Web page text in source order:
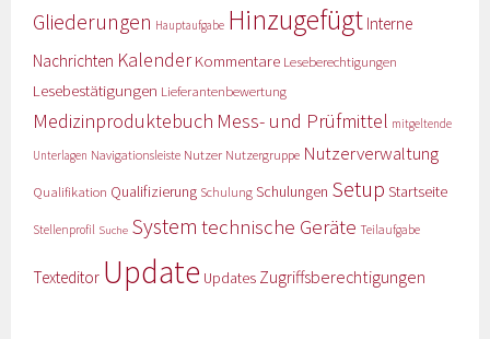
Gliederungen Hauptaufgabe Hinzugefügt Interne
Nachrichten KalenderKommentare Leseberechtigungen
Lesebestätigungen Lieferantenbewertung
Medizinproduktebuch Mess- und Prüfmittel mitgeltende
Unterlagen Navigationsleiste Nutzer Nutzergruppe Nutzerverwaltung
Qualifikation Qualifizierung Schulung Schulungen Setup Startseite
Stellenprofil Suche System technische Geräte Teilaufgabe
Texteditor Update Updates Zugriffsberechtigungen